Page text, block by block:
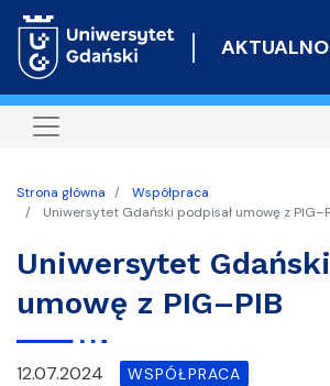
do
Strona główna
Współpraca
Uniwersytet Gdański podpisał umowę z
Uniwersytet
umowę z PIG–PIB
12.07.2024 WSPÓŁPRACA